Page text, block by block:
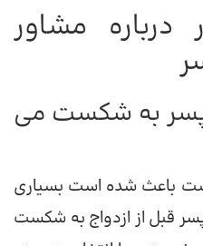
درباره مشاور
پسر به شکست می
باعث شده است بسیاری
قبل از ازدواج به شکست